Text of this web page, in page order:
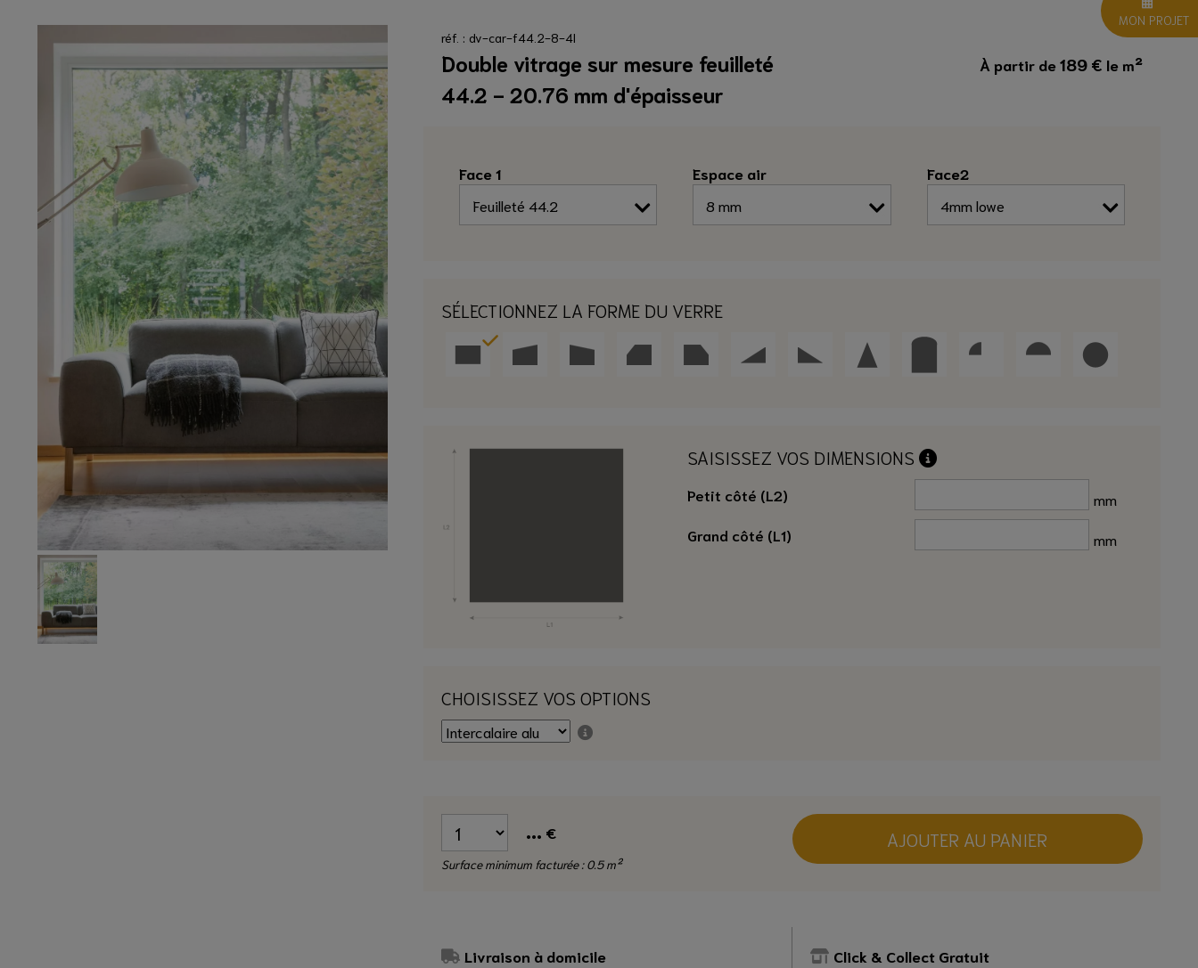
réf. : dv-car-f44.2-8-4l
Double vitrage sur mesure feuilleté
44.2 - 20.76 mm d'épaisseur
À partir de189 € le m²
Face 1 Espace air Face2
SÉLECTIONNEZ LA FORME DU VERRE
SAISISSEZ VOS DIMENSIONS
Petit côté (L2)
mm
Grand côté (L1)
mm
CHOISISSEZ VOS OPTIONS
... €
Surface minimum facturée : 0.5 m²
AJOUTER AU PANIER
Livraison à domicile
Click & Collect Gratuit
MON PROJET